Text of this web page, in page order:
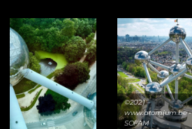
©2021 –
www.atomium.be -
SOFAM